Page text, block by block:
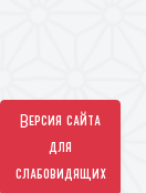
Версия сайта
для
слабовидящих